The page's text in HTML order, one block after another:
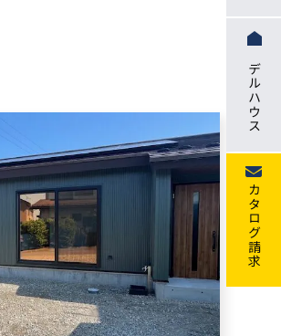
モデルハウス
カタログ請求